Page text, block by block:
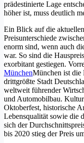
prädestinierte Lage
höher ist, muss deutlich
Ein Blick auf die
Preisunterschiede
enorm sind, wenn auch
war. So sind die
exorbitant gestiegen.
MünchenMünchen ist die
drittgrößte Stadt
weltweit führender
und Automobilbau.
Oktoberfest, historische
Lebensqualität sowie die
sich der
bis 2020 stieg der Preis